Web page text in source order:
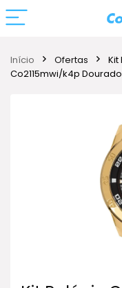
Início Ofertas
Co2115mwi/k4p